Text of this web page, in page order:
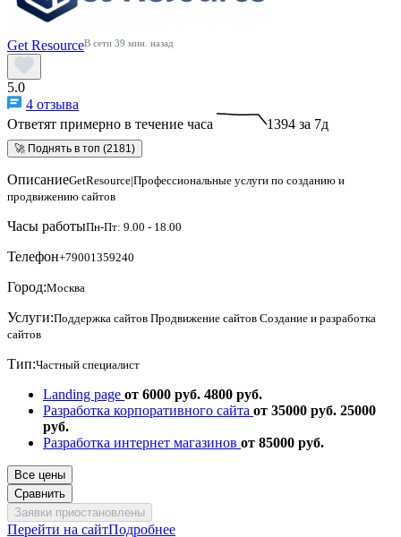
Get ResourceВ сети 39 мин. назад
5.0
4 отзыва
Ответят примерно в течение часа
1394 за 7д
🚀 Поднять в топ (2181)
ОписаниеGetResource|Профессиональные услуги по созданию и
продвижению сайтов
Часы работыПн-Пт: 9.00 - 18.00
Телефон+79001359240
Город:Москва
Услуги:Поддержка сайтов Продвижение сайтов Создание и разработка
сайтов
Тип:Частный специалист
Landing page от 6000 руб. 4800 руб.
Разработка корпоративного сайта от 35000 руб. 25000
руб.
Разработка интернет магазинов от 85000 руб.
Все цены
Сравнить
Заявки приостановлены
Перейти на сайтПодробнее